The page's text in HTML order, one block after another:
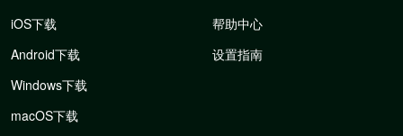
iOS下载
Android下载
Windows下载
macOS下载
帮助中心
设置指南